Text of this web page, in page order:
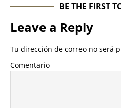
BE THE FIRST
Leave a Reply
Tu dirección de correo no será
Comentario